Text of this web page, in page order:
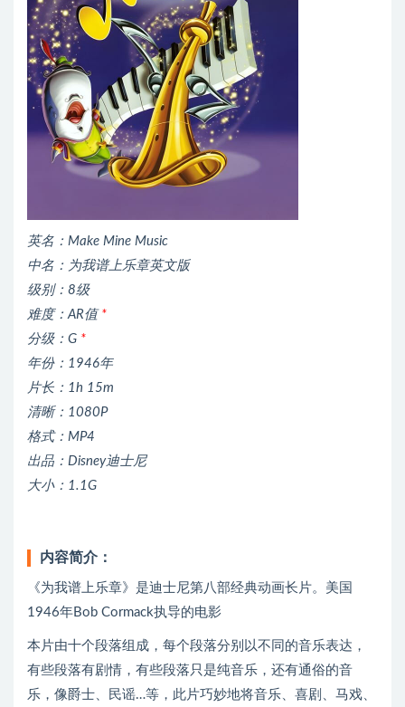
英名：Make Mine Music
中名：为我谱上乐章英文版
级别：8级
难度：AR值 *
分级：G *
年份：1946年
片长：1h 15m
清晰：1080P
格式：MP4
出品：Disney迪士尼
大小：1.1G
内容简介：
《为我谱上乐章》是迪士尼第八部经典动画长片。美国
1946年Bob Cormack执导的电影
本片由十个段落组成，每个段落分别以不同的音乐表达，
有些段落有剧情，有些段落只是纯音乐，还有通俗的音
乐，像爵士、民谣…等，此片巧妙地将音乐、喜剧、马戏、